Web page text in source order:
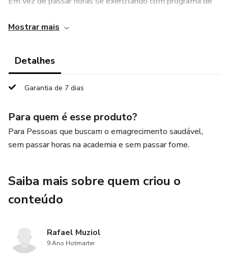
rápida de conquistar todos os benefícios do
intensidade facilitará a perda de gordura corporal
Tenha também acesso a um super E-book de receitas
saudáveis, para te ajudar no processo de emagrecimento.
Mostrar mais
Detalhes
Garantia de 7 dias
Para quem é esse produto?
Para Pessoas que buscam o emagrecimento saudável,
sem passar horas na academia e sem passar fome.
Saiba mais sobre quem criou o
conteúdo
Rafael Muziol
9 Ano Hotmarter